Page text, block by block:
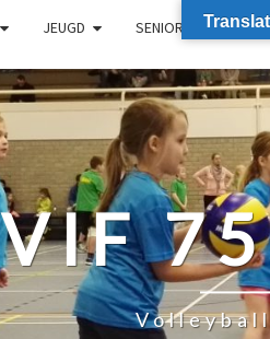
JEUGD SENIOREN
VIF